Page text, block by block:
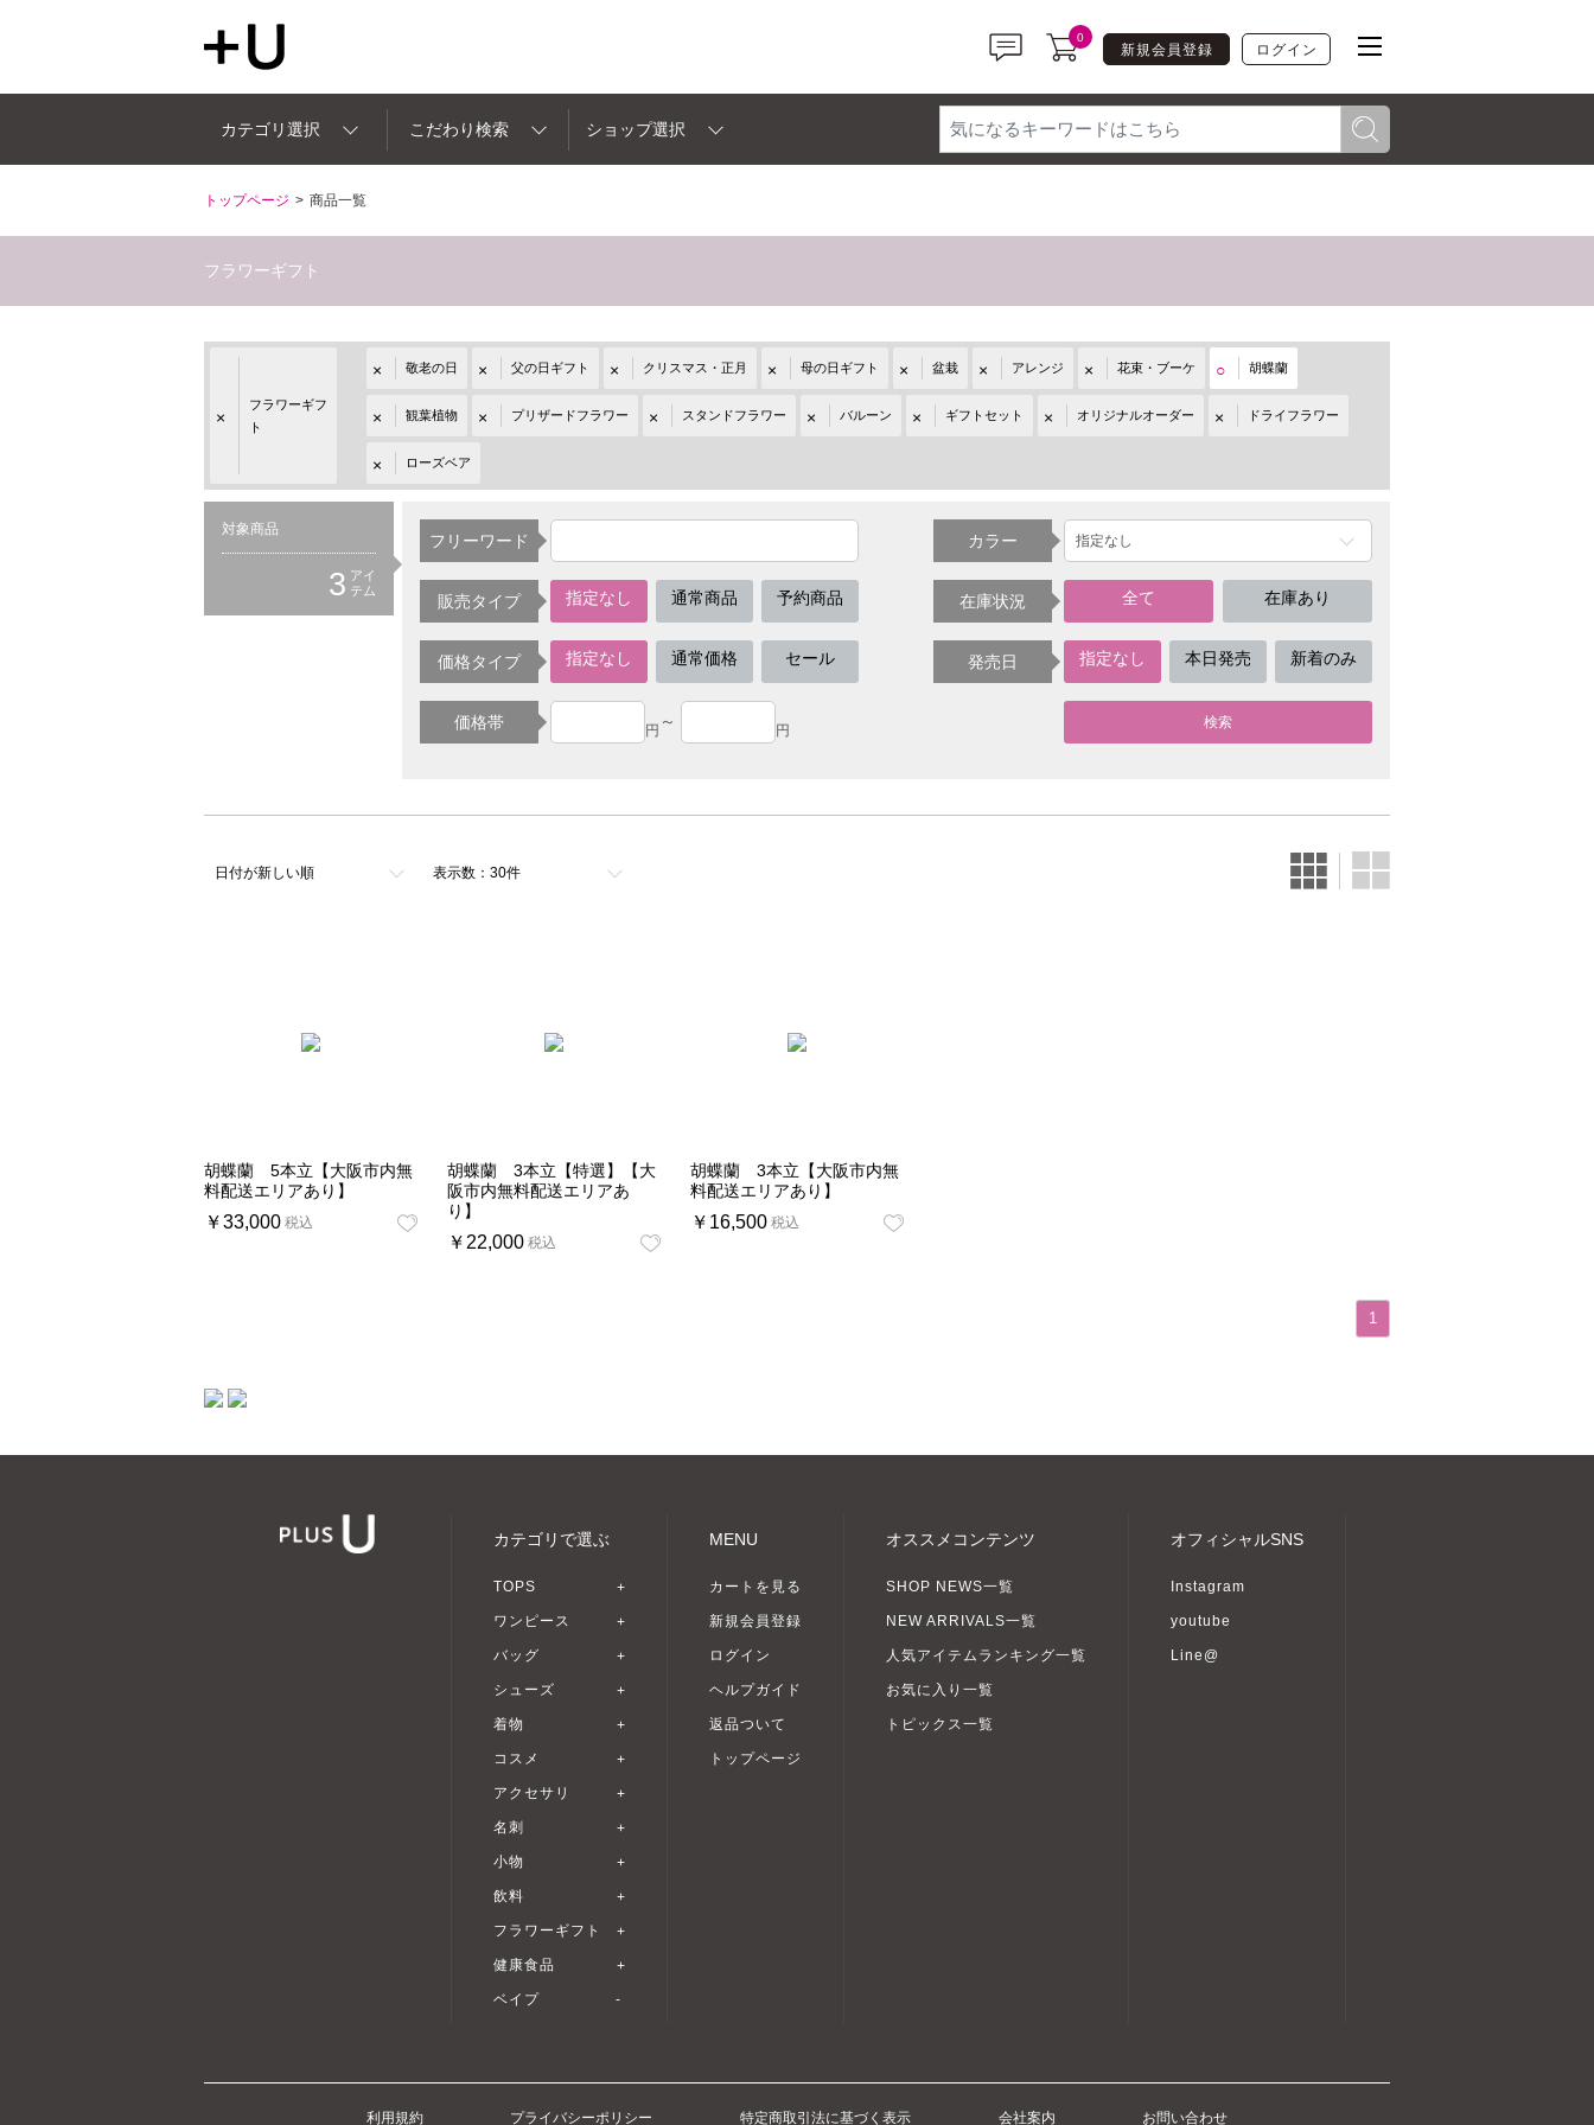
ショッピングモール +U[プラスユー] 0
新規会員登録 ログイン toggle navigation
カテゴリ選択 こだわり検索 ショップ選択
トップページ 商品一覧
フラワーギフト
フラワーギフ
ト
敬老の日 父の日ギフト クリスマス・正月 母の日ギフト 盆栽 アレンジ 花束・ブーケ 胡蝶蘭
観葉植物 プリザードフラワー スタンドフラワー バルーン ギフトセット オリジナルオーダー ドライフラワー
ローズベア
対象商品
3 アイ
テム
フリーワード カラー
販売タイプ 指定なし 通常商品 予約商品 在庫状況 全て 在庫あり
価格タイプ 指定なし 通常価格 セール 発売日 指定なし 本日発売 新着のみ
価格帯 円 ～ 円
胡蝶蘭 5本立【大阪市内無
料配送エリアあり】
￥33,000 税込
胡蝶蘭 3本立【特選】【大
阪市内無料配送エリアあ
り】
￥22,000 税込
胡蝶蘭 3本立【大阪市内無
料配送エリアあり】
￥16,500 税込
1
カテゴリで選ぶ
TOPS
ワンピース
バッグ
シューズ
着物
コスメ
アクセサリ
名刺
小物
飲料
フラワーギフト
健康食品
ベイプ
MENU
カートを見る
新規会員登録
ログイン
ヘルプガイド
返品ついて
トップページ
オススメコンテンツ
SHOP NEWS一覧
NEW ARRIVALS一覧
人気アイテムランキング一覧
お気に入り一覧
トピックス一覧
オフィシャルSNS
Instagram
youtube
Line@
利用規約 プライバシーポリシー 特定商取引法に基づく表示 会社案内 お問い合わせ